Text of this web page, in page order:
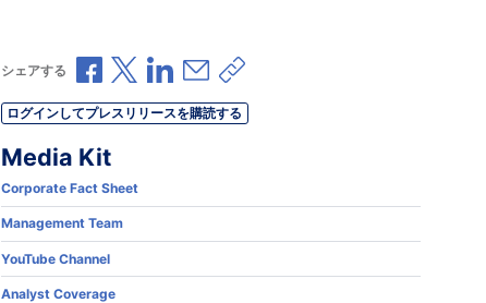
シェアする Facebookで共有
Xで共有LinkedInで共有
メールで共有
共有リンクをコピー
ログインしてプレスリリースを購読する
Media Kit
Corporate Fact Sheet
Management Team
YouTube Channel
Analyst Coverage